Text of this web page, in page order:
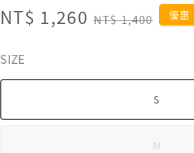
Sale
NT$ 1,260 Regular
NT$ 1,400 優惠
SIZE
S
M